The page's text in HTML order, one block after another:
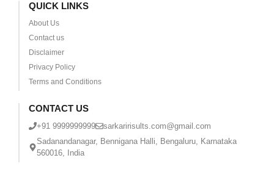
QUICK LINKS
About Us
Contact us
Disclaimer
Privacy Policy
Terms and Conditions
CONTACT US
+91 9999999999
sarkaririsults.com@gmail.com
Sadanandanagar, Bennigana Halli, Bengaluru, Karnataka
560016, India